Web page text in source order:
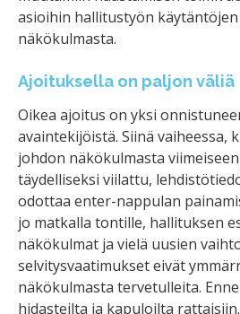
asioihin hallitustyön
näkökulmasta.
Ajoituksella on paljon väliä
Oikea ajoitus on yksi
avaintekijöistä. Siinä vaiheessa,
johdon näkökulmasta
täydelliseksi viilattu,
odottaa enter-nappulan
jo matkalla tontille, hallituksen
näkökulmat ja vielä uusien
selvitysvaatimukset eivät
näkökulmasta tervetulleita.
hidasteilta ja kapuloilta rattaisiin.